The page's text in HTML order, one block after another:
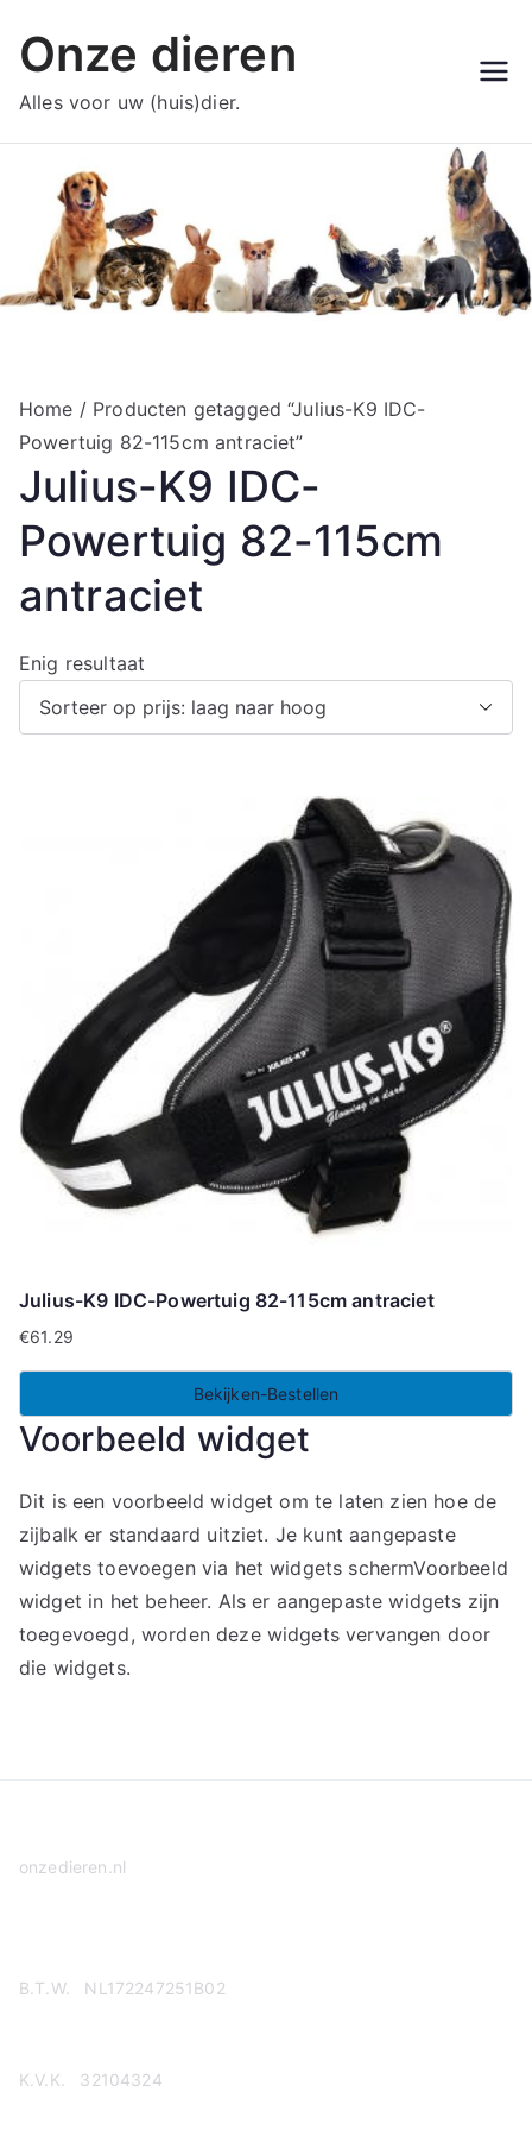
naar
inhoud
Onze dieren
Alles voor uw (huis)dier.
Home / Producten getagged “Julius-K9 IDC-
Powertuig 82-115cm antraciet”
Julius-K9 IDC-
Powertuig 82-115cm
antraciet
Enig resultaat
Julius-K9 IDC-Powertuig 82-115cm antraciet
€61.29
Bekijken-Bestellen
Voorbeeld widget
Dit is een voorbeeld widget om te laten zien hoe de
zijbalk er standaard uitziet. Je kunt aangepaste
widgets toevoegen via het widgets schermVoorbeeld
widget in het beheer. Als er aangepaste widgets zijn
toegevoegd, worden deze widgets vervangen door
die widgets.
onzedieren.nl
B.T.W. NL172247251B02
K.V.K. 32104324